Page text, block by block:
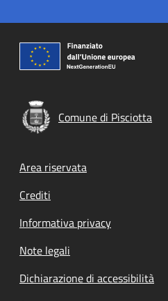
Comune di Pisciotta
Footer menu
Area riservata
Crediti
Informativa privacy
Note legali
Dichiarazione di accessibilità